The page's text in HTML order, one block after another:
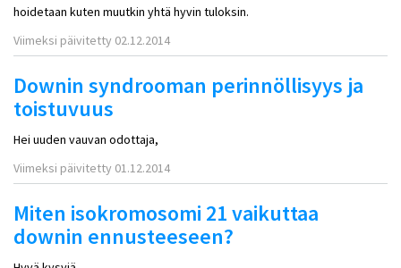
hoidetaan kuten muutkin yhtä hyvin tuloksin.
Viimeksi päivitetty 02.12.2014
Downin syndrooman perinnöllisyys ja
toistuvuus
Hei uuden vauvan odottaja,
Viimeksi päivitetty 01.12.2014
Miten isokromosomi 21 vaikuttaa
downin ennusteeseen?